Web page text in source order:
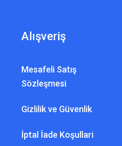
Alışveriş
Mesafeli Satış
Sözleşmesi
Gizlilik ve Güvenlik
İptal İade Koşullari